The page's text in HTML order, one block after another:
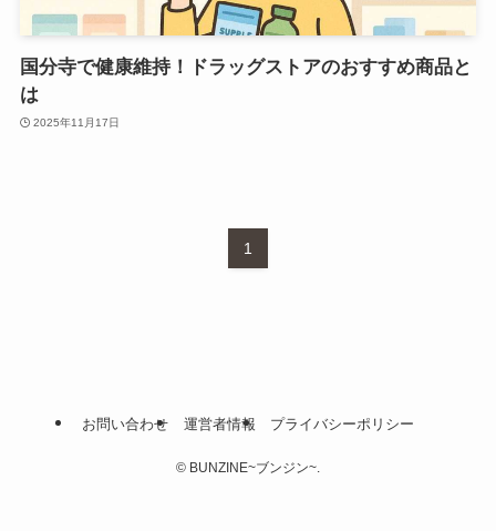
国分寺で健康維持！ドラッグストアのおすすめ商品と
は
2025年11月17日
1
お問い合わせ 運営者情報 プライバシーポリシー
© BUNZINE~ブンジン~.